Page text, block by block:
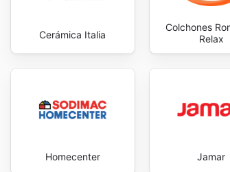
Cerámica Italia
Colchones
Relax
Homecenter Jamar